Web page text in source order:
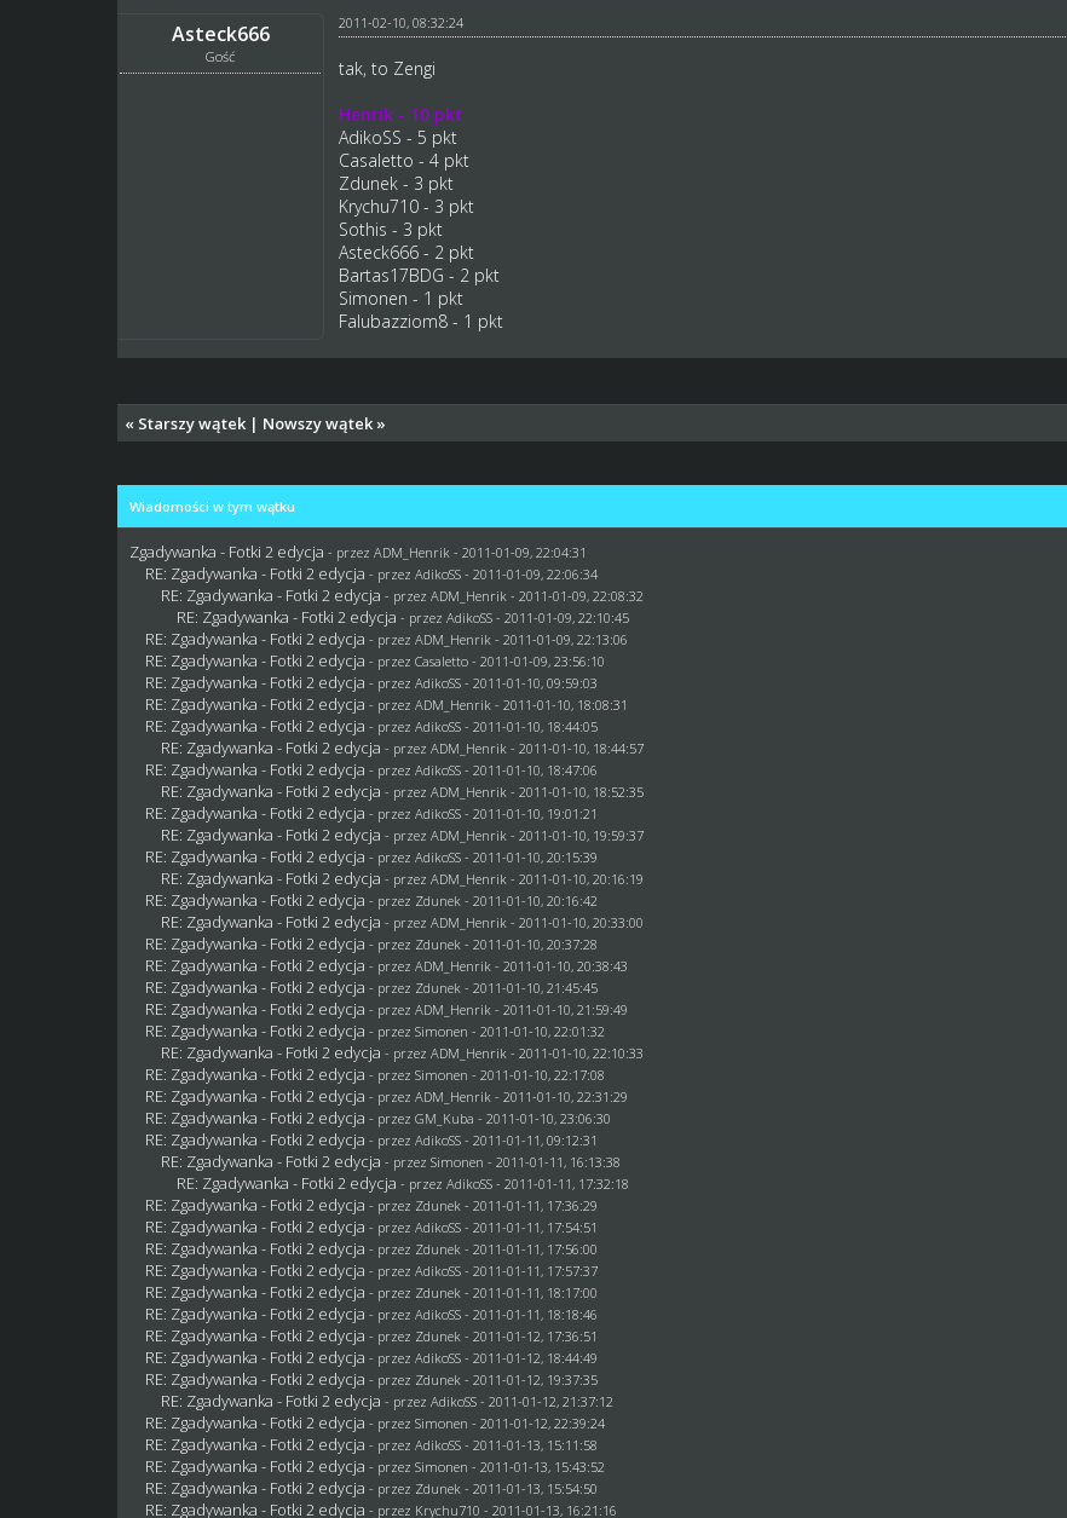
Asteck666
Gość
2011-02-10, 08:32:24
tak, to Zengi
Henrik - 10 pkt
AdikoSS - 5 pkt
Casaletto - 4 pkt
Zdunek - 3 pkt
Krychu710 - 3 pkt
Sothis - 3 pkt
Asteck666 - 2 pkt
Bartas17BDG - 2 pkt
Simonen - 1 pkt
Falubazziom8 - 1 pkt
« Starszy wątek | Nowszy wątek »
Wiadomości w tym wątku
Zgadywanka - Fotki 2 edycja - przezADM_Henrik - 2011-01-09, 22:04:31
RE: Zgadywanka - Fotki 2 edycja - przez AdikoSS - 2011-01-09, 22:06:34
RE: Zgadywanka - Fotki 2 edycja - przezADM_Henrik - 2011-01-09, 22:08:32
RE: Zgadywanka - Fotki 2 edycja - przez AdikoSS - 2011-01-09, 22:10:45
RE: Zgadywanka - Fotki 2 edycja - przezADM_Henrik - 2011-01-09, 22:13:06
RE: Zgadywanka - Fotki 2 edycja - przezCasaletto - 2011-01-09, 23:56:10
RE: Zgadywanka - Fotki 2 edycja - przez AdikoSS - 2011-01-10, 09:59:03
RE: Zgadywanka - Fotki 2 edycja - przezADM_Henrik - 2011-01-10, 18:08:31
RE: Zgadywanka - Fotki 2 edycja - przez AdikoSS - 2011-01-10, 18:44:05
RE: Zgadywanka - Fotki 2 edycja - przezADM_Henrik - 2011-01-10, 18:44:57
RE: Zgadywanka - Fotki 2 edycja - przez AdikoSS - 2011-01-10, 18:47:06
RE: Zgadywanka - Fotki 2 edycja - przezADM_Henrik - 2011-01-10, 18:52:35
RE: Zgadywanka - Fotki 2 edycja - przez AdikoSS - 2011-01-10, 19:01:21
RE: Zgadywanka - Fotki 2 edycja - przezADM_Henrik - 2011-01-10, 19:59:37
RE: Zgadywanka - Fotki 2 edycja - przez AdikoSS - 2011-01-10, 20:15:39
RE: Zgadywanka - Fotki 2 edycja - przezADM_Henrik - 2011-01-10, 20:16:19
RE: Zgadywanka - Fotki 2 edycja - przez Zdunek - 2011-01-10, 20:16:42
RE: Zgadywanka - Fotki 2 edycja - przezADM_Henrik - 2011-01-10, 20:33:00
RE: Zgadywanka - Fotki 2 edycja - przez Zdunek - 2011-01-10, 20:37:28
RE: Zgadywanka - Fotki 2 edycja - przezADM_Henrik - 2011-01-10, 20:38:43
RE: Zgadywanka - Fotki 2 edycja - przez Zdunek - 2011-01-10, 21:45:45
RE: Zgadywanka - Fotki 2 edycja - przezADM_Henrik - 2011-01-10, 21:59:49
RE: Zgadywanka - Fotki 2 edycja - przezSimonen - 2011-01-10, 22:01:32
RE: Zgadywanka - Fotki 2 edycja - przezADM_Henrik - 2011-01-10, 22:10:33
RE: Zgadywanka - Fotki 2 edycja - przezSimonen - 2011-01-10, 22:17:08
RE: Zgadywanka - Fotki 2 edycja - przezADM_Henrik - 2011-01-10, 22:31:29
RE: Zgadywanka - Fotki 2 edycja - przezGM_Kuba - 2011-01-10, 23:06:30
RE: Zgadywanka - Fotki 2 edycja - przez AdikoSS - 2011-01-11, 09:12:31
RE: Zgadywanka - Fotki 2 edycja - przezSimonen - 2011-01-11, 16:13:38
RE: Zgadywanka - Fotki 2 edycja - przez AdikoSS - 2011-01-11, 17:32:18
RE: Zgadywanka - Fotki 2 edycja - przez Zdunek - 2011-01-11, 17:36:29
RE: Zgadywanka - Fotki 2 edycja - przez AdikoSS - 2011-01-11, 17:54:51
RE: Zgadywanka - Fotki 2 edycja - przez Zdunek - 2011-01-11, 17:56:00
RE: Zgadywanka - Fotki 2 edycja - przez AdikoSS - 2011-01-11, 17:57:37
RE: Zgadywanka - Fotki 2 edycja - przez Zdunek - 2011-01-11, 18:17:00
RE: Zgadywanka - Fotki 2 edycja - przez AdikoSS - 2011-01-11, 18:18:46
RE: Zgadywanka - Fotki 2 edycja - przez Zdunek - 2011-01-12, 17:36:51
RE: Zgadywanka - Fotki 2 edycja - przez AdikoSS - 2011-01-12, 18:44:49
RE: Zgadywanka - Fotki 2 edycja - przez Zdunek - 2011-01-12, 19:37:35
RE: Zgadywanka - Fotki 2 edycja - przez AdikoSS - 2011-01-12, 21:37:12
RE: Zgadywanka - Fotki 2 edycja - przezSimonen - 2011-01-12, 22:39:24
RE: Zgadywanka - Fotki 2 edycja - przez AdikoSS - 2011-01-13, 15:11:58
RE: Zgadywanka - Fotki 2 edycja - przezSimonen - 2011-01-13, 15:43:52
RE: Zgadywanka - Fotki 2 edycja - przez Zdunek - 2011-01-13, 15:54:50
RE: Zgadywanka - Fotki 2 edycja - przez Krychu710 - 2011-01-13, 16:21:16